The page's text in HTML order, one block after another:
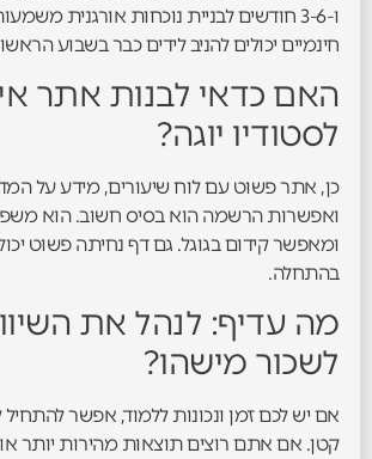
ו-3-6 חודשים לבניית נוכחות אורגנית
חינמיים יכולים להניב לידים כבר בשבוע
האם כדאי לבנות אתר
לסטודיו יוגה?
כן, אתר פשוט עם לוח שיעורים, מידע על
ואפשרות הרשמה הוא בסיס חשוב. הוא
ומאפשר קידום בגוגל. גם דף נחיתה פשוט
בהתחלה.
מה עדיף: לנהל את
לשכור מישהו?
אם יש לכם זמן ונכונות ללמוד, אפשר
קטן. אם אתם רוצים תוצאות מהירות יותר או